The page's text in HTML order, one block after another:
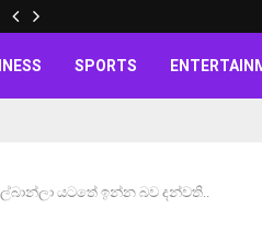
SPORTS
යටතේ ඉන්න බව දන්වති..